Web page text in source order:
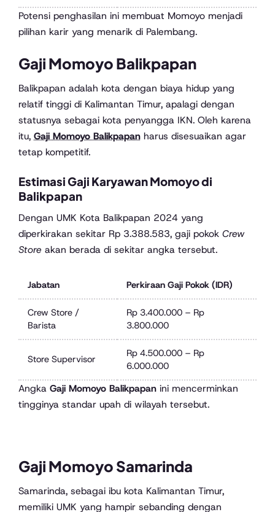
Potensi penghasilan ini membuat Momoyo menjadi
pilihan karir yang menarik di Palembang.
Gaji Momoyo Balikpapan
Balikpapan adalah kota dengan biaya hidup yang
relatif tinggi di Kalimantan Timur, apalagi dengan
statusnya sebagai kota penyangga IKN. Oleh karena
itu, Gaji Momoyo Balikpapan harus disesuaikan agar
tetap kompetitif.
Estimasi Gaji Karyawan Momoyo di
Balikpapan
Dengan UMK Kota Balikpapan 2024 yang
diperkirakan sekitar Rp 3.388.583, gaji pokok Crew
Store akan berada di sekitar angka tersebut.
Jabatan Perkiraan Gaji Pokok (IDR)
Crew Store /
Barista
Rp 3.400.000 – Rp
3.800.000
Store Supervisor
Rp 4.500.000 – Rp
6.000.000
Angka Gaji Momoyo Balikpapan ini mencerminkan
tingginya standar upah di wilayah tersebut.
Gaji Momoyo Samarinda
Samarinda, sebagai ibu kota Kalimantan Timur,
memiliki UMK yang hampir sebanding dengan